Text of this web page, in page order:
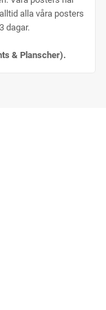
alla våra posters
dagar.
& Planscher).